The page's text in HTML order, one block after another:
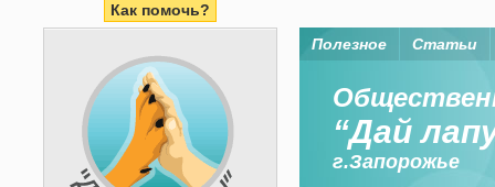
Как помочь?
Полезное Статьи
Помогая
Организация “Дай
средства членов
неравнодушных